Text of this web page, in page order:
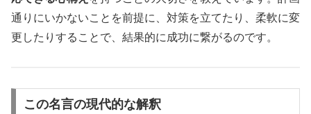
通りにいかないことを前提に、対策を立てたり、柔軟に変
更したりすることで、結果的に成功に繋がるのです。
この名言の現代的な解釈